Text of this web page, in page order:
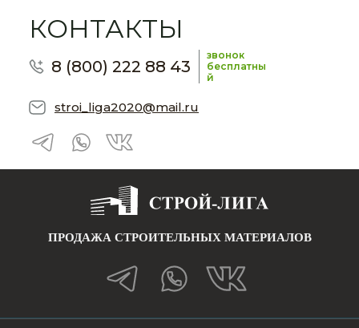
КОНТАКТЫ
8 (800) 222 88 43
звонок
бесплатны
й
stroi_liga2020@mail.ru
ПРОДАЖА СТРОИТЕЛЬНЫХ МАТЕРИАЛОВ